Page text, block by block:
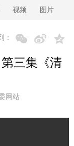
视频 图片
：
三集《清
网站